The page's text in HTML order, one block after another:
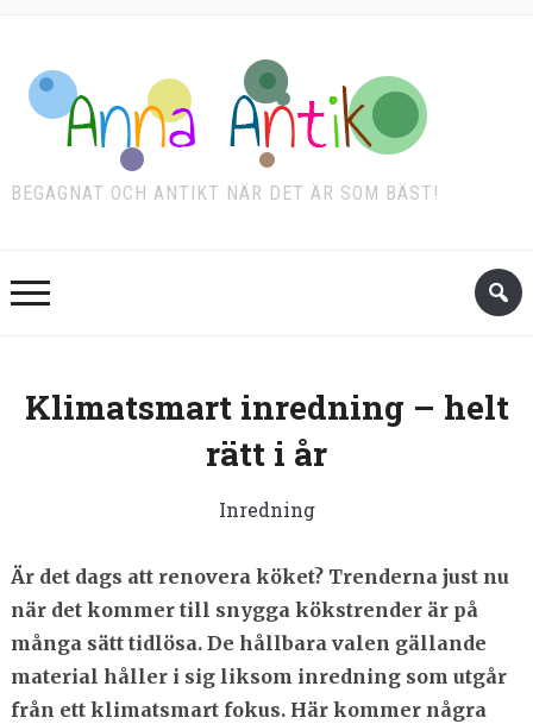
BEGAGNAT OCH ANTIKT NÄR DET ÄR SOM BÄST!
Klimatsmart inredning – helt
rätt i år
Inredning
Är det dags att renovera köket? Trenderna just nu
när det kommer till snygga kökstrender är på
många sätt tidlösa. De hållbara valen gällande
material håller i sig liksom inredning som utgår
från ett klimatsmart fokus. Här kommer några